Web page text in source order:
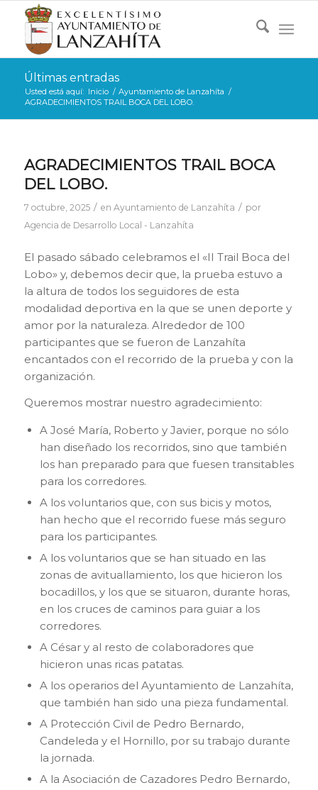
Últimas entradas
Usted está aquí: Inicio / Ayuntamiento de Lanzahíta /
AGRADECIMIENTOS TRAIL BOCA DEL LOBO.
AGRADECIMIENTOS TRAIL BOCA
DEL LOBO.
7 octubre, 2025 / en Ayuntamiento de Lanzahíta / por
Agencia de Desarrollo Local - Lanzahíta
El pasado sábado celebramos el «II Trail Boca del
Lobo» y, debemos decir que, la prueba estuvo a
la altura de todos los seguidores de esta
modalidad deportiva en la que se unen deporte y
amor por la naturaleza. Alrededor de 100
participantes que se fueron de Lanzahíta
encantados con el recorrido de la prueba y con la
organización.
Queremos mostrar nuestro agradecimiento:
A José María, Roberto y Javier, porque no sólo
han diseñado los recorridos, sino que también
los han preparado para que fuesen transitables
para los corredores.
A los voluntarios que, con sus bicis y motos,
han hecho que el recorrido fuese más seguro
para los participantes.
A los voluntarios que se han situado en las
zonas de avituallamiento, los que hicieron los
bocadillos, y los que se situaron, durante horas,
en los cruces de caminos para guiar a los
corredores.
A César y al resto de colaboradores que
hicieron unas ricas patatas.
A los operarios del Ayuntamiento de Lanzahíta,
que también han sido una pieza fundamental.
A Protección Civil de Pedro Bernardo,
Candeleda y el Hornillo, por su trabajo durante
la jornada.
A la Asociación de Cazadores Pedro Bernardo,